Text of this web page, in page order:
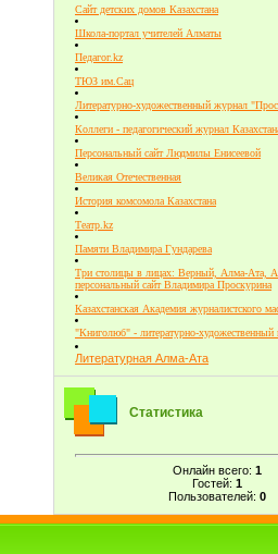
Сайт детских домов Казахстана
Школа-портал учителей Алматы
Педагог.kz
ТЮЗ им.Сац
Литературно-художественный журнал
Коллеги - педагогический журнал
Персональный сайт Людмилы Енисеевой
Великая Отечественная
История комсомола Казахстана
Театр.kz
Памяти Владимира Гундарева
Три столицы в лицах: Верный, Алма-Ата,
персональный сайт Владимира Проскурина
Казахстанская Академия журналистского
"Книголюб" - литературно-художественный
Литературная Алма-Ата
Статистика
Онлайн всего: 1
Гостей: 1
Пользователей: 0